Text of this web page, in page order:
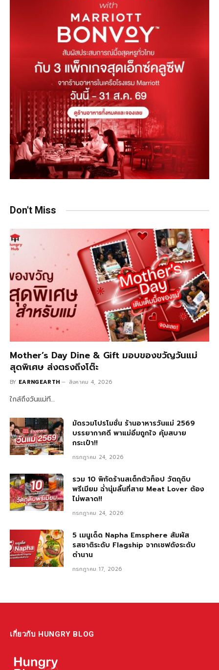
Don't Miss
Mother’s Day Dine & Gift มอบของขวัญวันแม่
สุดพิเศษ ส่งตรงถึงโต๊ะ
BY EARNGEARTH สิงหาคม 4, 2026
ใกล้ถึงวันแม่ที…
มัดรวมโปรโมชั่น ร้านอาหารวันแม่ 2569
บรรยากาศดี พาแม่อิ่มถูกใจ คุ้มสบาย
กระเป๋า!!
กรกฎาคม 24, 2026
รวม 10 พิกัดร้านสเต็กตัวท็อป วัตถุดิบ
พรีเมียม ฉ่ำนุ่มลิ้นที่สาย Meat Lover ต้อง
ไม่พลาด!!
กรกฎาคม 24, 2026
5 เมนูเด็ด Napha Emsphere สัมผัส
รสชาติระดับ Flagship จากเชฟดังระดับ
ตำนาน
กรกฎาคม 17, 2026
เกี่ยวกับ HUNGRY BLOG